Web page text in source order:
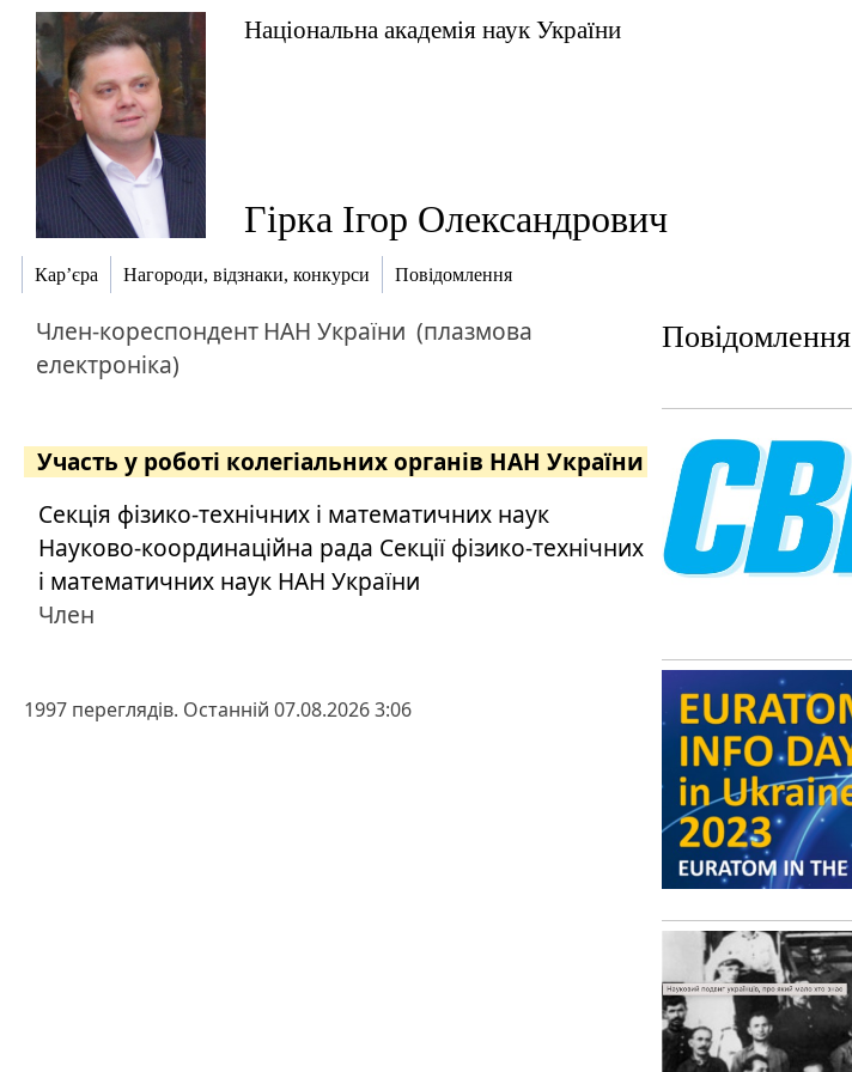
Національна академія наук України
Гірка Ігор Олександрович
Кар’єра Нагороди, відзнаки, конкурси Повідомлення
Член-кореспондентНАН України (плазмова
електроніка)
Участь у роботі колегіальних органів НАН України
Секція фізико-технічних і математичних наук
Науково-координаційна рада Секції фізико-технічних
і математичних наук НАН України
Член
1997 переглядів. Останній 07.08.2026 3:06
Повідомлення